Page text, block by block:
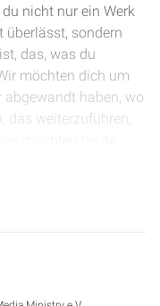
nicht nur ein Werk
sondern
das, was du
möchten dich um
haben, wo
weiterzuführen,
heilig machst,